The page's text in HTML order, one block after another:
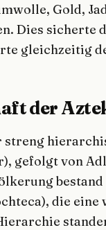
Gold,
Dies sicherte
gleichzeitig
der
streng
gefolgt von
die